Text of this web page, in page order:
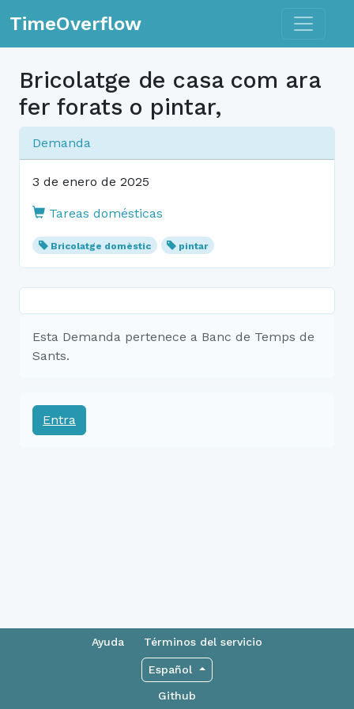
TimeOverflow Toggle
Bricolatge de casa com ara
fer forats o pintar,
Demanda
3 de enero de 2025
Tareas domésticas
Bricolatge domèstic pintar
Esta Demanda pertenece a Banc de Temps de
Sants.
Entra
Ayuda Términos del servicio
Español
Github